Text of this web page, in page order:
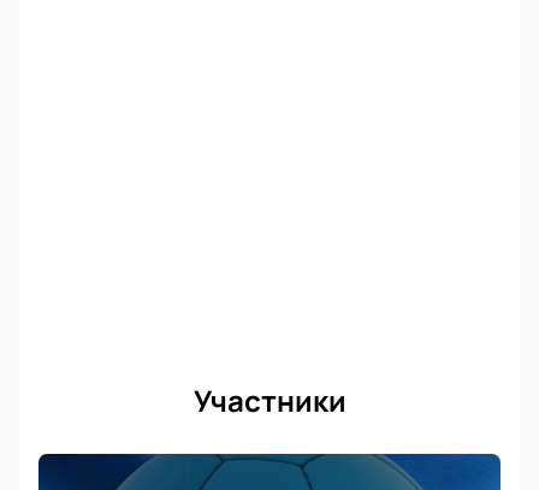
Участники